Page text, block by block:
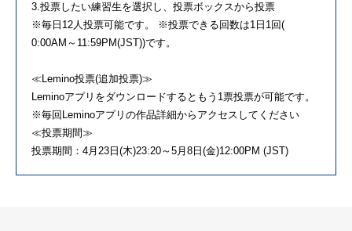
3.投票したい練習生を選択し、投票ボックスから投票
※毎日12人投票可能です。 ※投票できる回数は1日1回(
0:00AM～11:59PM(JST))です。
≪Lemino投票(追加投票)≫
Leminoアプリをダウンロードするともう1票投票が可能です。
※毎回Leminoアプリの作品詳細からアクセスしてください
≪投票期間≫
投票期間：4月23日(木)23:20～5月8日(金)12:00PM (JST)